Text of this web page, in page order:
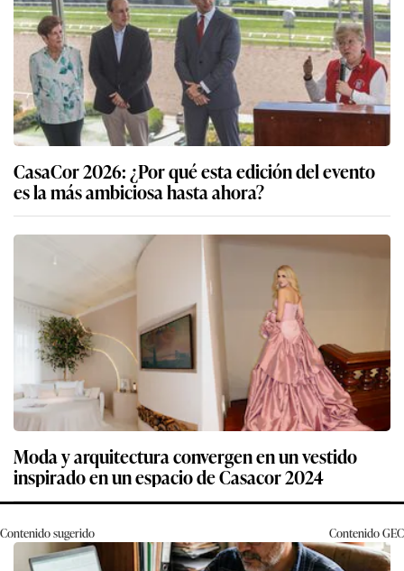
CasaCor 2026: ¿Por qué esta edición del evento
es la más ambiciosa hasta ahora?
Moda y arquitectura convergen en un vestido
inspirado en un espacio de Casacor 2024
Contenido sugerido ContenidoGEC